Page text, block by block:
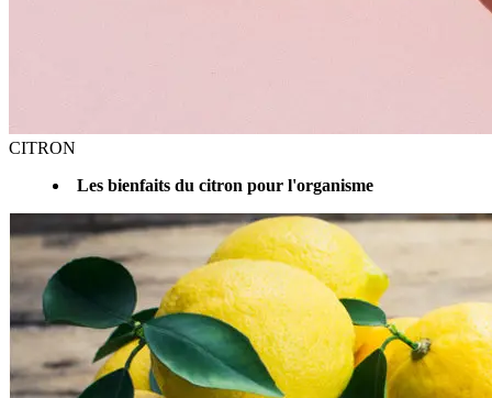
CITRON
Les bienfaits du citron pour l'organisme